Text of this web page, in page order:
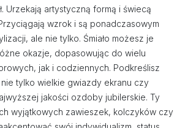
Urzekają artystyczną formą i świecą
wzrok i są ponadczasowym
ale nie tylko. Śmiało możesz je
okazje, dopasowując do wielu
jak i codziennych. Podkreślisz
tylko wielkie gwiazdy ekranu czy
jakości ozdoby jubilerskie. Ty
wyjątkowych zawieszek, kolczyków czy